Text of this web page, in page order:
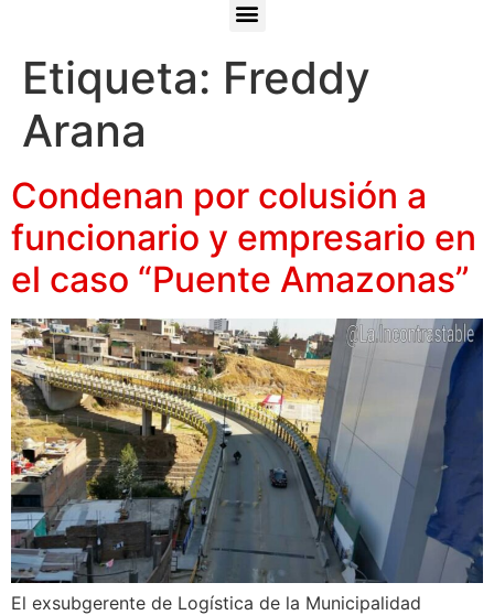
Etiqueta: Freddy
Arana
Condenan por colusión a
funcionario y empresario en
el caso “Puente Amazonas”
El exsubgerente de Logística de la Municipalidad